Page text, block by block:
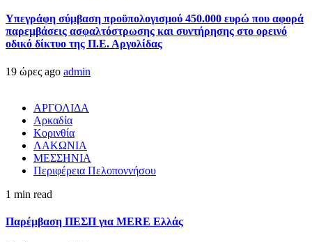
Υπεγράφη σύμβαση προϋπολογισμού 450.000 ευρώ που αφορά
παρεμβάσεις ασφαλτόστρωσης και συντήρησης στο ορεινό
οδικό δίκτυο της Π.Ε. Αργολίδας
19 ώρες ago admin
ΑΡΓΟΛΙΔΑ
Αρκαδία
Κορινθία
ΛΑΚΩΝΙΑ
ΜΕΣΣΗΝΙΑ
Περιφέρεια Πελοποννήσου
1 min read
Παρέμβαση ΠΕΣΠ για MERE Ελλάς